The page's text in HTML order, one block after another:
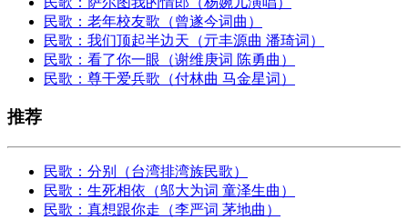
民歌：老年校友歌（曾遂今词曲）
民歌：我们顶起半边天（亓丰源曲 潘琦词）
民歌：看了你一眼（谢维庚词 陈勇曲）
民歌：尊干爱兵歌（付林曲 马金星词）
推荐
民歌：分别（台湾排湾族民歌）
民歌：生死相依（邬大为词 童泽生曲）
民歌：真想跟你走（李严词 茅地曲）